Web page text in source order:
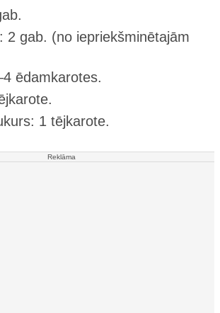
2 gab. (no iepriekšminētajām
ēdamkarotes.
1 tējkarote.
Reklāma